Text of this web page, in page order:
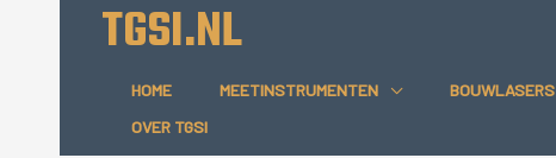
TGSI.NL
HOME MEETINSTRUMENTEN BOUWLASERS
OVER TGSI